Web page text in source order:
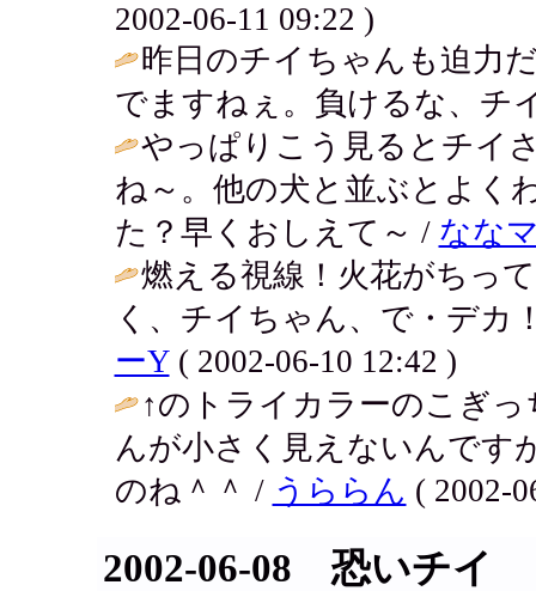
2002-06-11 09:22 )
昨日のチイちゃんも迫力
でますねぇ。負けるな、チ
やっぱりこう見るとチイ
ね～。他の犬と並ぶとよく
た？早くおしえて～ / なな
燃える視線！火花がちっ
く、チイちゃん、で・デカ
ーY( 2002-06-10 12:42 )
↑のトライカラーのこぎ
んが小さく見えないんです
のね＾＾ / うららん ( 2002-
2002-06-08 恐いチイ